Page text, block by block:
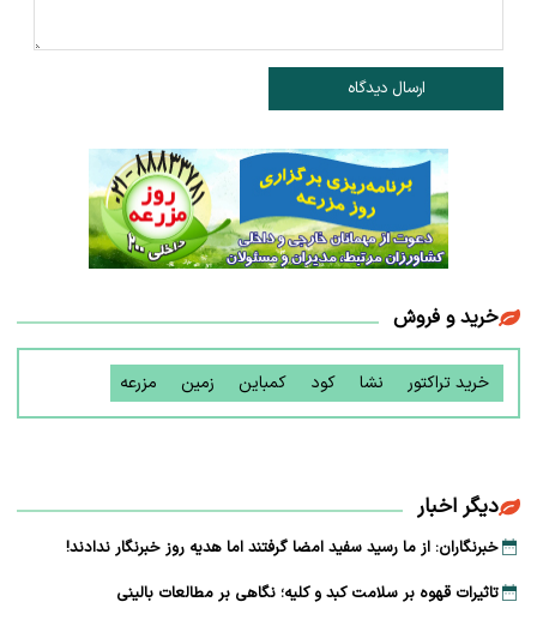
ارسال دیدگاه
خرید و فروش
خرید تراکتور نشا کود کمباین زمین مزرعه
دیگر اخبار
خبرنگاران: از ما رسید سفید امضا گرفتند اما هدیه روز خبرنگار ندادند!
تاثیرات قهوه بر سلامت کبد و کلیه؛ نگاهی بر مطالعات بالینی